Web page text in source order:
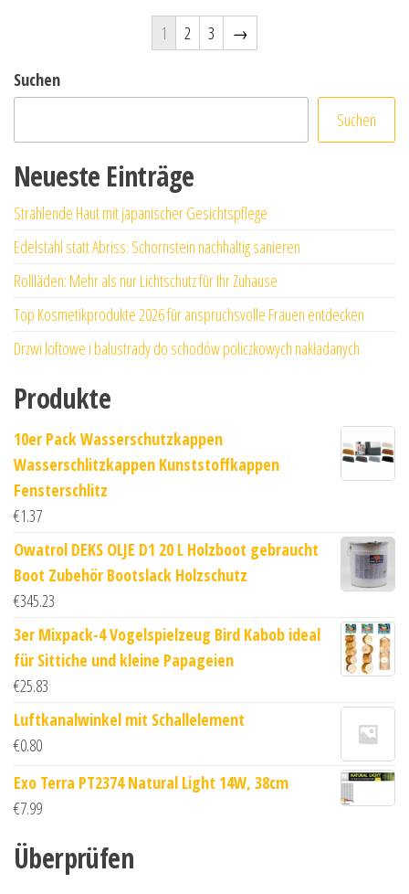
1 2 3 →
Suchen
Suchen
Neueste Einträge
Strahlende Haut mit japanischer Gesichtspflege
Edelstahl statt Abriss: Schornstein nachhaltig sanieren
Rollläden: Mehr als nur Lichtschutz für Ihr Zuhause
Top Kosmetikprodukte 2026 für anspruchsvolle Frauen entdecken
Drzwi loftowe i balustrady do schodów policzkowych nakładanych
Produkte
10er Pack Wasserschutzkappen
Wasserschlitzkappen Kunststoffkappen
Fensterschlitz
€1.37
Owatrol DEKS OLJE D1 20 L Holzboot gebraucht
Boot Zubehör Bootslack Holzschutz
€345.23
3er Mixpack-4 Vogelspielzeug Bird Kabob ideal
für Sittiche und kleine Papageien
€25.83
Luftkanalwinkel mit Schallelement
€0.80
Exo Terra PT2374 Natural Light 14W, 38cm
€7.99
Überprüfen